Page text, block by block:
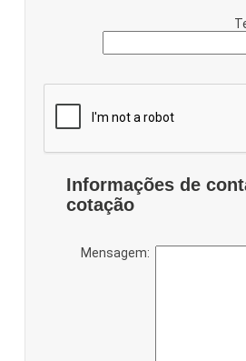
Informações de
cotação
Mensagem: